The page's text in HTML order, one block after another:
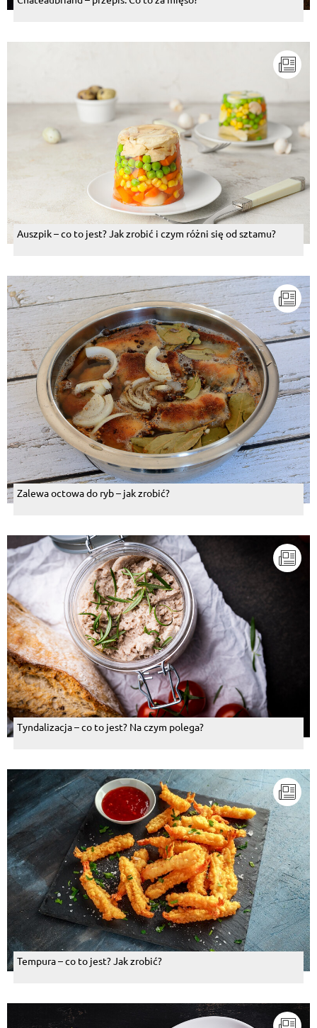
Auszpik – co to jest? Jak zrobić i czym różni się od sztamu?
Zalewa octowa do ryb – jak zrobić?
Tyndalizacja – co to jest? Na czym polega?
Tempura – co to jest? Jak zrobić?